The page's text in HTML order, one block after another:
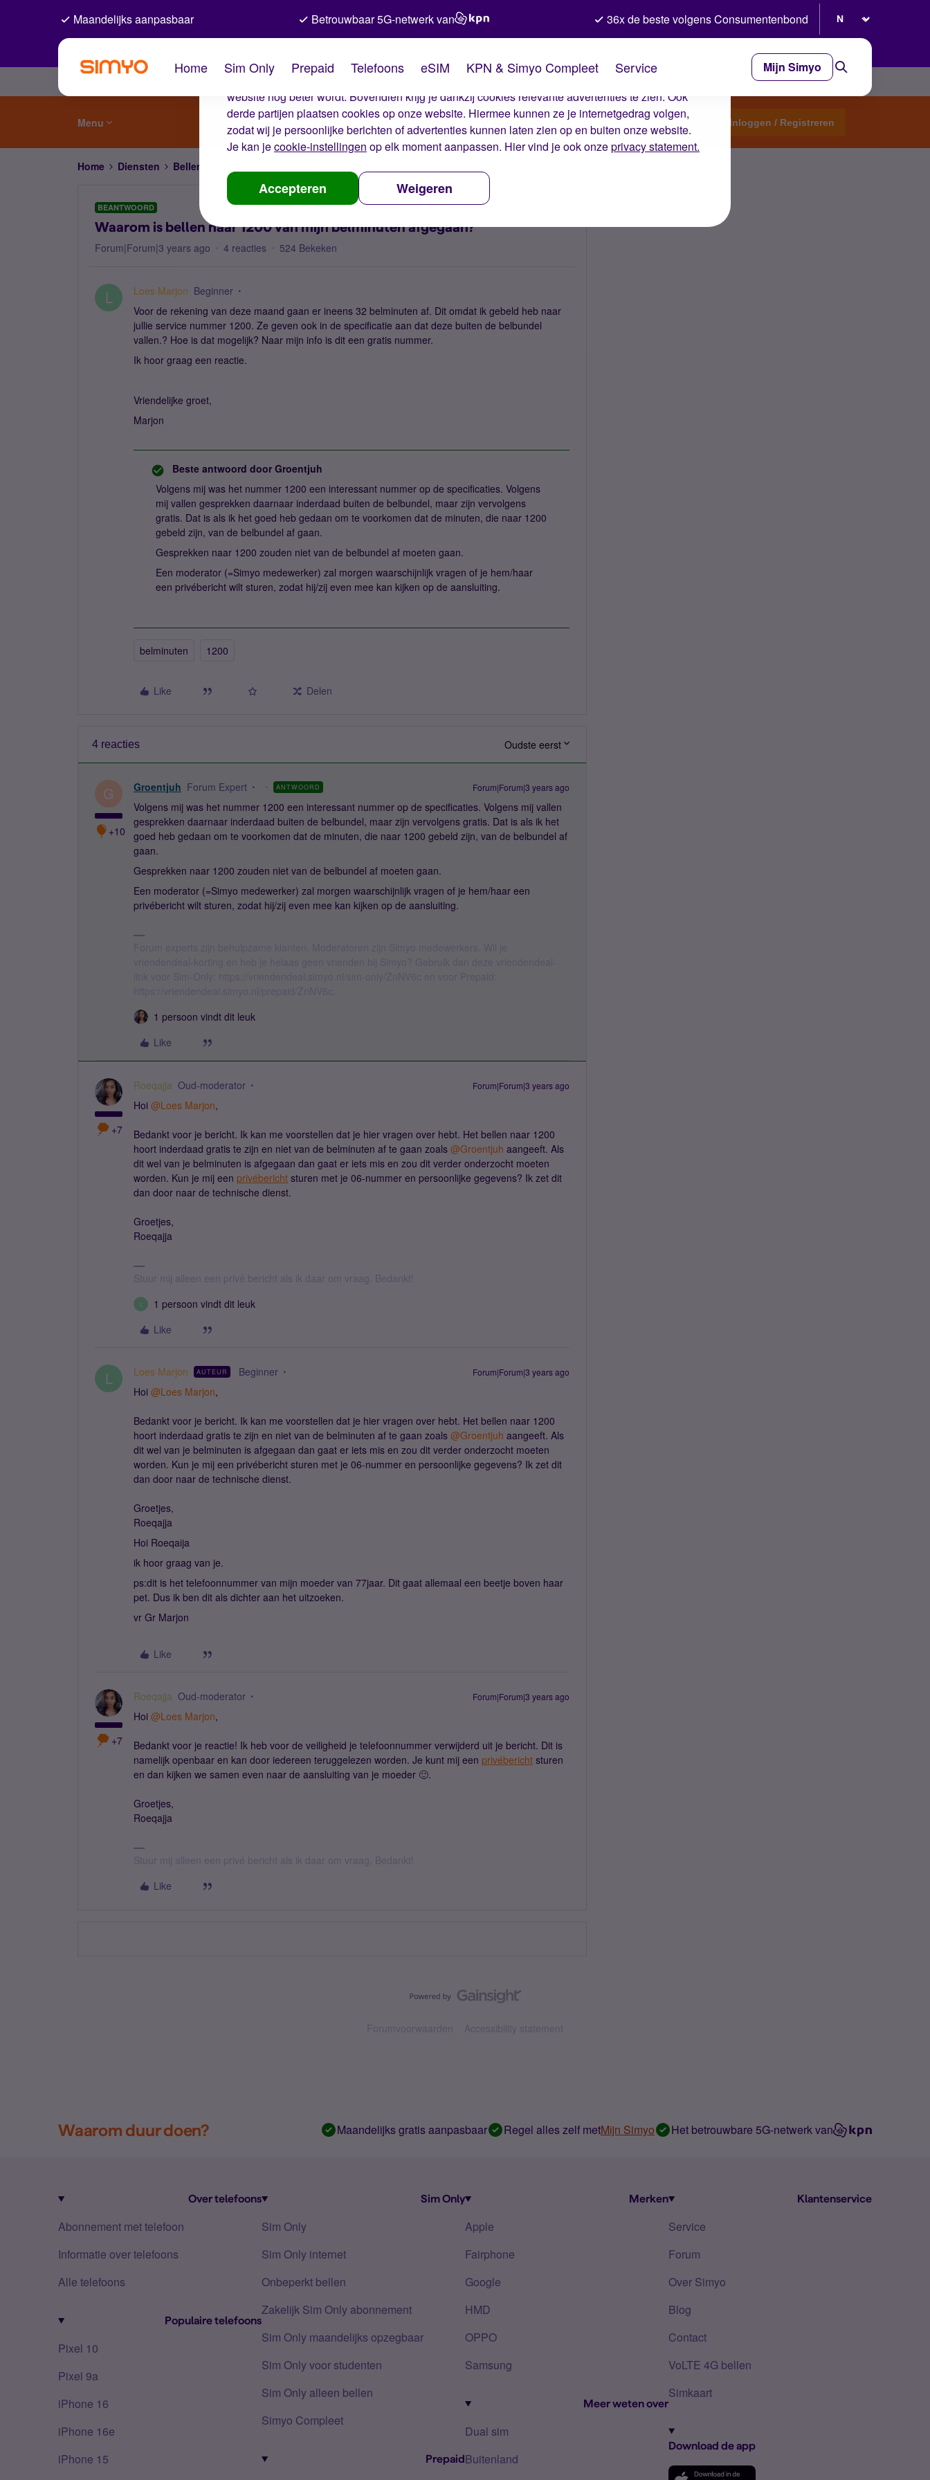
De cookies van Simyo
Wij gebruiken cookies op onze website. Met deze cookies zorgen wij ervoor dat je ervaring op de
website nog beter wordt. Bovendien krijg je dankzij cookies relevante advertenties te zien. Ook
derde partijen plaatsen cookies op onze website. Hiermee kunnen ze je internetgedrag volgen,
zodat wij je persoonlijke berichten of advertenties kunnen laten zien op en buiten onze website.
Je kan jecookie-instellingen op elk moment aanpassen. Hier vind je ook onzeprivacy statement.
Accepteren Weigeren
Maandelijks aanpasbaar Betrouwbaar 5G-netwerk van 36x de beste volgens Consumentenbond
Home Sim Only Prepaid Telefoons eSIM KPN & Simyo Compleet Service Mijn Simyo
Menu Start een topic Inloggen / Registreren
Home Diensten Bellen, sms'en, netwerk en nummerbehoud
BEANTWOORD
Waarom is bellen naar 1200 van mijn belminuten afgegaan?
Forum|Forum|3 years ago 4 reacties 524 Bekeken
L Loes Marjon Beginner
Voor de rekening van deze maand gaan er ineens 32 belminuten af. Dit omdat ik gebeld heb naar
jullie service nummer 1200. Ze geven ook in de specificatie aan dat deze buiten de belbundel
vallen.? Hoe is dat mogelijk? Naar mijn info is dit een gratis nummer.
Ik hoor graag een reactie.
Vriendelijke groet,
Marjon
Beste antwoord door Groentjuh
Volgens mij was het nummer 1200 een interessant nummer op de specificaties. Volgens
mij vallen gesprekken daarnaar inderdaad buiten de belbundel, maar zijn vervolgens
gratis. Dat is als ik het goed heb gedaan om te voorkomen dat de minuten, die naar 1200
gebeld zijn, van de belbundel af gaan.
Gesprekken naar 1200 zouden niet van de belbundel af moeten gaan.
Een moderator (=Simyo medewerker) zal morgen waarschijnlijk vragen of je hem/haar
een privébericht wilt sturen, zodat hij/zij even mee kan kijken op de aansluiting.
belminuten 1200
Like Delen
4 reacties Oudste eerst
G
+10
Groentjuh Forum Expert ANTWOORD Forum|Forum|3 years ago
Volgens mij was het nummer 1200 een interessant nummer op de specificaties. Volgens mij vallen
gesprekken daarnaar inderdaad buiten de belbundel, maar zijn vervolgens gratis. Dat is als ik het
goed heb gedaan om te voorkomen dat de minuten, die naar 1200 gebeld zijn, van de belbundel af
gaan.
Gesprekken naar 1200 zouden niet van de belbundel af moeten gaan.
Een moderator (=Simyo medewerker) zal morgen waarschijnlijk vragen of je hem/haar een
privébericht wilt sturen, zodat hij/zij even mee kan kijken op de aansluiting.
1 persoon vindt dit leuk
Like
+7
Roeqajja Oud-moderator Forum|Forum|3 years ago
Hoi @Loes Marjon,
Bedankt voor je bericht. Ik kan me voorstellen dat je hier vragen over hebt. Het bellen naar 1200
hoort inderdaad gratis te zijn en niet van de belminuten af te gaan zoals @Groentjuh aangeeft. Als
dit wel van je belminuten is afgegaan dan gaat er iets mis en zou dit verder onderzocht moeten
worden. Kun je mij een privébericht sturen met je 06-nummer en persoonlijke gegevens? Ik zet dit
dan door naar de technische dienst.
Groetjes,
Roeqajja
Stuur mij alleen een privé bericht als ik daar om vraag. Bedankt!
1 persoon vindt dit leuk
Like
L Loes Marjon AUTEUR Beginner Forum|Forum|3 years ago
Hoi @Loes Marjon,
Bedankt voor je bericht. Ik kan me voorstellen dat je hier vragen over hebt. Het bellen naar 1200
hoort inderdaad gratis te zijn en niet van de belminuten af te gaan zoals @Groentjuh aangeeft. Als
dit wel van je belminuten is afgegaan dan gaat er iets mis en zou dit verder onderzocht moeten
worden. Kun je mij een privébericht sturen met je 06-nummer en persoonlijke gegevens? Ik zet dit
dan door naar de technische dienst.
Groetjes,
Roeqajja
Hoi Roeqaija
ik hoor graag van je.
ps:dit is het telefoonnummer van mijn moeder van 77jaar. Dit gaat allemaal een beetje boven haar
pet. Dus ik ben dit als dichter aan het uitzoeken.
vr Gr Marjon
Like
+7
Roeqajja Oud-moderator Forum|Forum|3 years ago
Hoi @Loes Marjon,
Bedankt voor je reactie! Ik heb voor de veiligheid je telefoonnummer verwijderd uit je bericht. Dit is
namelijk openbaar en kan door iedereen teruggelezen worden. Je kunt mij een privébericht sturen
en dan kijken we samen even naar de aansluiting van je moeder 🙂.
Groetjes,
Roeqajja
Stuur mij alleen een privé bericht als ik daar om vraag. Bedankt!
Like
Forumvoorwaarden Accessibility statement
Waarom duur doen? Maandelijks gratis aanpasbaar Regel alles zelf metMijn Simyo Het betrouwbare 5G-netwerk van
Over telefoons
Abonnement met telefoon
Informatie over telefoons
Alle telefoons
Populaire telefoons
Pixel 10
Pixel 9a
iPhone 16
iPhone 16e
iPhone 15
Sim Only
Sim Only
Sim Only internet
Onbeperkt bellen
Zakelijk Sim Only abonnement
Sim Only maandelijks opzegbaar
Sim Only voor studenten
Sim Only alleen bellen
Simyo Compleet
Prepaid
Merken
Apple
Fairphone
Google
HMD
OPPO
Samsung
Meer weten over
Dual sim
Buitenland
Klantenservice
Service
Forum
Over Simyo
Blog
Contact
VoLTE 4G bellen
Simkaart
Download de app